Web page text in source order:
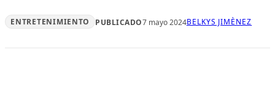
ENTRETENIMIENTO PUBLICADO7 mayo 2024BELKYS JIMÈNEZ